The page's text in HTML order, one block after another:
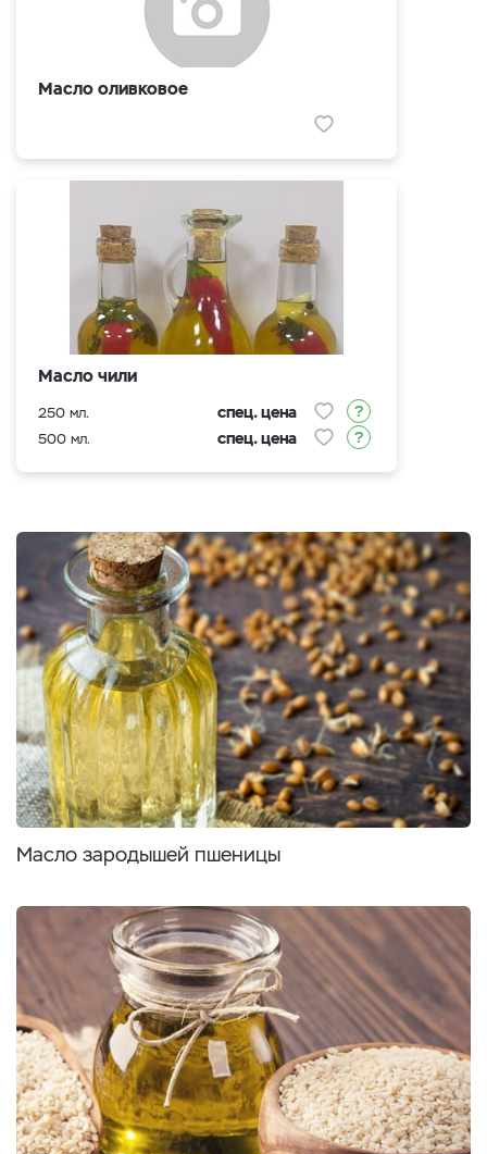
Масло оливковое
Масло чили
250 мл. спец. цена
500 мл. спец. цена
Масло зародышей пшеницы